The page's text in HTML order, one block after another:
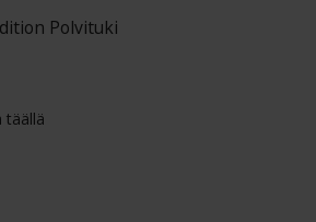
Polvituki
täällä